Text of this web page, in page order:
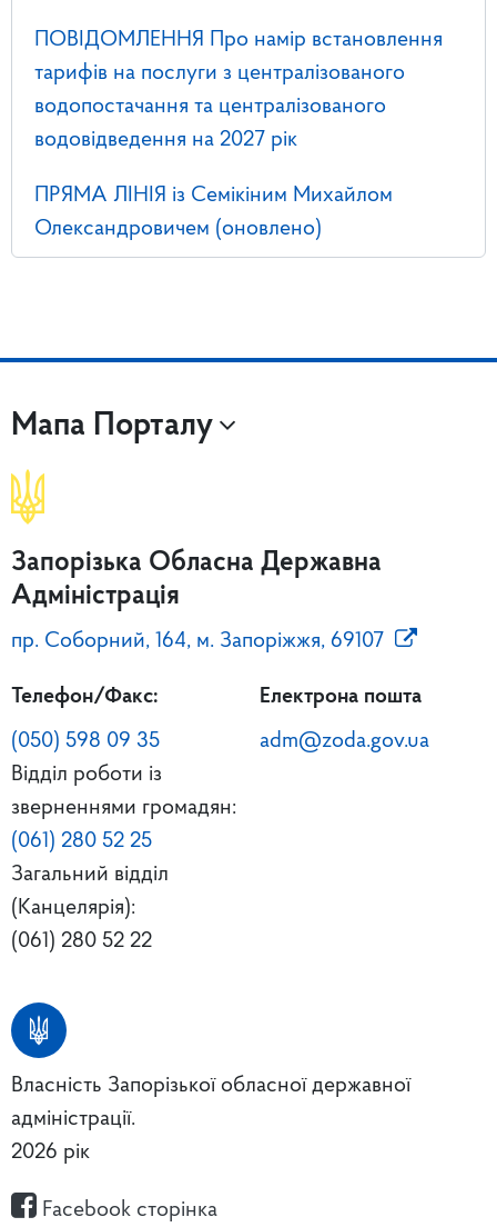
ПОВІДОМЛЕННЯ Про намір встановлення
тарифів на послуги з централізованого
водопостачання та централізованого
водовідведення на 2027 рік
ПРЯМА ЛІНІЯ із Семікіним Михайлом
Олександровичем (оновлено)
Мапа Порталу
Запорізька Обласна Державна
Адміністрація
пр. Соборний, 164, м. Запоріжжя, 69107
Телефон/Факс:
(050) 598 09 35
Відділ роботи із
зверненнями громадян:
(061) 280 52 25
Загальний відділ
(Канцелярія):
(061) 280 52 22
Електрона пошта
adm@zoda.gov.ua
Власність Запорізької обласної державної
адміністрації.
2026 рік
Facebook сторінка